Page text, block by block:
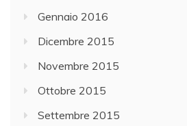
Gennaio 2016
Dicembre 2015
Novembre 2015
Ottobre 2015
Settembre 2015